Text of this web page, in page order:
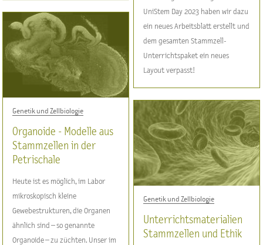
UniStem Day 2023 haben wir dazu
ein neues Arbeitsblatt erstellt und
dem gesamten Stammzell-
Unterrichtspaket ein neues
Layout verpasst!
Genetik und Zellbiologie
Organoide - Modelle aus
Stammzellen in der
Petrischale
Heute ist es möglich, im Labor
mikroskopisch kleine
Gewebestrukturen, die Organen
ähnlich sind – so genannte
Organoide – zu züchten. Unser im
Genetik und Zellbiologie
Unterrichtsmaterialien
Stammzellen und Ethik